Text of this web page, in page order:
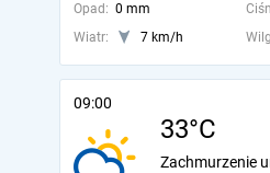
Opad: 0 mm
Wiatr:
7 km/h
09:00
33°C
Zachmurzenie